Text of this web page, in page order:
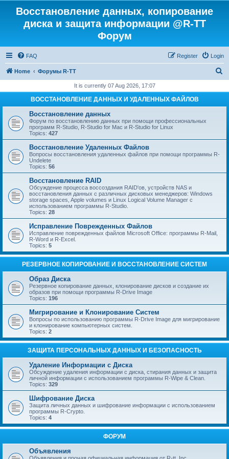
Восстановление данных, копирование
диска и защита информации @R-TT
Форум
FAQ Login
Register
Home Форумы R-TT
r
It is currently 07 Aug 2026, 17:07
ВОССТАНОВЛЕНИЕ ДАННЫХ И УДАЛЕННЫХ ФАЙЛОВ
Восстановление данных
Форум по восстановлению данных при помощи профессиональных
программ R-Studio, R-Studio for Mac и R-Studio for Linux
Topics: 427
Восстановление Удаленных Файлов
Вопросы восстановления удаленных файлов при помощи программы R-
Undelete
Topics: 56
Восстановление RAID
Обсуждение процесса воссоздания RAID'ов, устройств NAS и
восстановления данных с различных дисковых менеджеров: Windows
storage spaces, Apple volumes и Linux Logical Volume Manager с
использованием программы R-Studio.
Topics: 28
Исправление Поврежденных Файлов
Исправление поврежденных файлов Microsoft Office: программы R-Mail,
R-Word и R-Excel.
Topics: 5
РЕЗЕРВНОЕ КОПИРОВАНИЕ И ВОССТАНОВЛЕНИЕ СИСТЕМ
Образ Диска
Резервное копирование данных, клонирование дисков и создание их
образов при помощи программы R-Drive Image
Topics: 196
Мигрирование и Клонирование Систем
Вопросы по использованию программы R-Drive Image для мигрирование
и клонирование компьютерных систем.
Topics: 2
ЗАЩИТА ПЕРСОНАЛЬНЫХ ДАННЫХ И БЕЗОПАСНОСТЬ
Удаление Информации с Диска
Обсуждение удаления информации с диска, стирания данных и защита
личной информации с использованием программы R-Wipe & Clean.
Topics: 329
Шифрование Диска
Защита личных данных и шифрование информации с использованием
программы R-Crypto.
Topics: 4
ФОРУМ
Объявления